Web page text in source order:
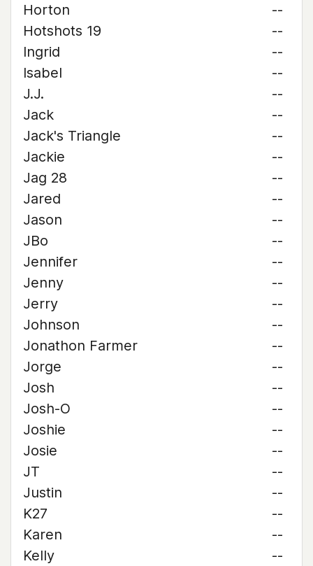
Horton
--
Hotshots 19
--
Ingrid
--
Isabel
--
J.J.
--
Jack
--
Jack's Triangle
--
Jackie
--
Jag 28
--
Jared
--
Jason
--
JBo
--
Jennifer
--
Jenny
--
Jerry
--
Johnson
--
Jonathon Farmer
--
Jorge
--
Josh
--
Josh-O
--
Joshie
--
Josie
--
JT
--
Justin
--
K27
--
Karen
--
Kelly
--